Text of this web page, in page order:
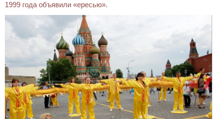
1999 года объявили «ересью».